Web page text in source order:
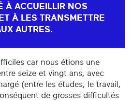
À ACCUEILLIR NOS
À LES TRANSMETTRE
AUTRES.
car nous étions une
seize et vingt ans, avec
(entre les études, le travail,
de grosses difficultés